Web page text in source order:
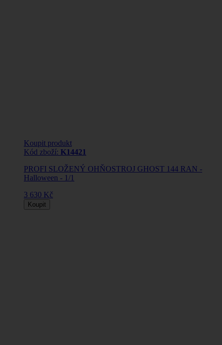
Koupit produkt
Kód zboží: K14421
PROFI SLOŽENÝ OHŇOSTROJ GHOST 144 RAN -
Halloween - 1/1
3 630 Kč
Koupit